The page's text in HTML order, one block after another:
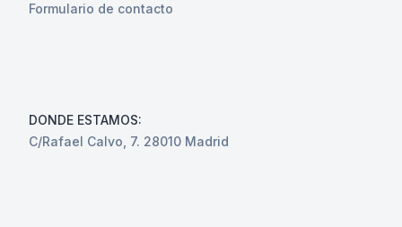
Formulario de contacto
DONDE ESTAMOS:
C/Rafael Calvo, 7. 28010 Madrid